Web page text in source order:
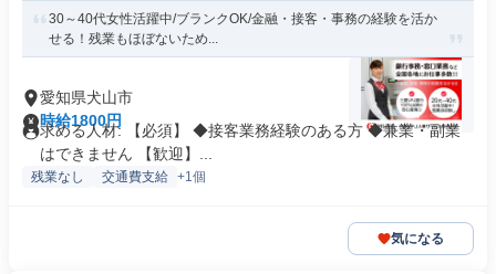
30～40代女性活躍中/ブランクOK/金融・接客・事務の経験を活か
せる！残業もほぼないため...
愛知県犬山市
時給1800円
求める人材: 【必須】 ◆接客業務経験のある方 ◆兼業・副業
はできません 【歓迎】...
残業なし 交通費支給 +1個
気になる